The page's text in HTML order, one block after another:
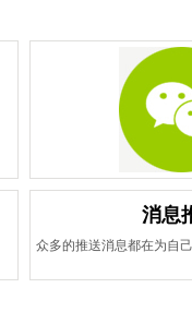
消息
众多的推送消息都在为自